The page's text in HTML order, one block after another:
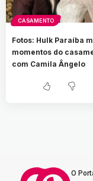
CASAMENTO
Fotos: Hulk Paraíba
momentos do
com Camila Ângelo
O